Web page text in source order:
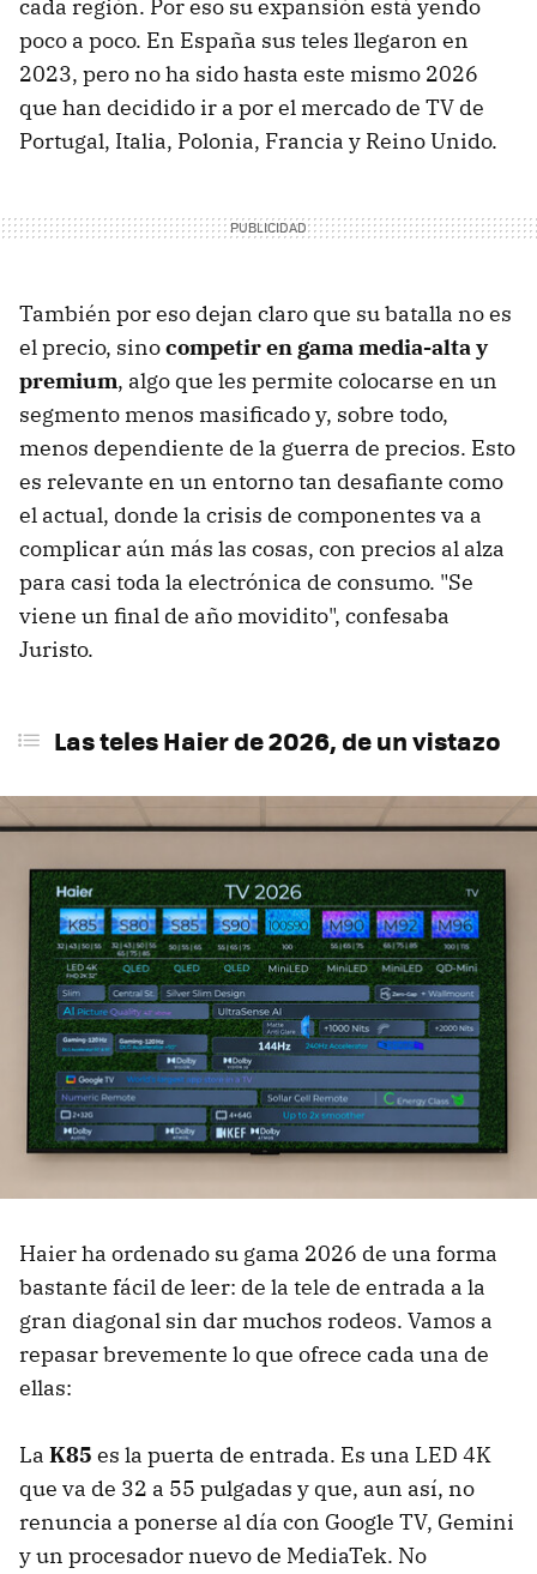
cada región. Por eso su expansión está yendo
poco a poco. En España sus teles llegaron en
2023, pero no ha sido hasta este mismo 2026
que han decidido ir a por el mercado de TV de
Portugal, Italia, Polonia, Francia y Reino Unido.
También por eso dejan claro que su batalla no es
el precio, sinocompetir en gama media-alta y
premium, algo que les permite colocarse en un
segmento menos masificado y, sobre todo,
menos dependiente de la guerra de precios. Esto
es relevante en un entorno tan desafiante como
el actual, donde la crisis de componentes va a
complicar aún más las cosas, con precios al alza
para casi toda la electrónica de consumo. "Se
viene un final de año movidito", confesaba
Juristo.
Las teles Haier de 2026, de un vistazo
Haier ha ordenado su gama 2026 de una forma
bastante fácil de leer: de la tele de entrada a la
gran diagonal sin dar muchos rodeos. Vamos a
repasar brevemente lo que ofrece cada una de
ellas:
La K85 es la puerta de entrada. Es una LED 4K
que va de 32 a 55 pulgadas y que, aun así, no
renuncia a ponerse al día con Google TV, Gemini
y un procesador nuevo de MediaTek. No